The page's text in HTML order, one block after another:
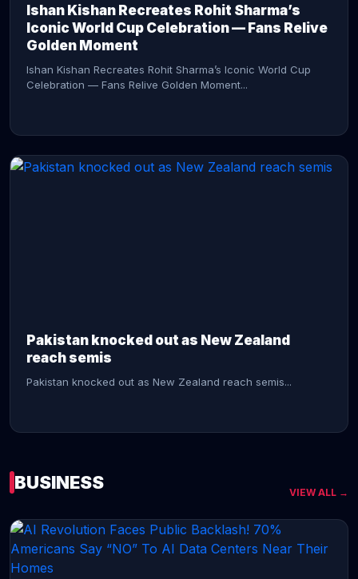
Ishan Kishan Recreates Rohit Sharma’s
Iconic World Cup Celebration — Fans Relive
Golden Moment
Ishan Kishan Recreates Rohit Sharma’s Iconic World Cup
Celebration — Fans Relive Golden Moment...
Pakistan knocked out as New Zealand
reach semis
Pakistan knocked out as New Zealand reach semis...
CONTINUE READING →
BUSINESS VIEW ALL →